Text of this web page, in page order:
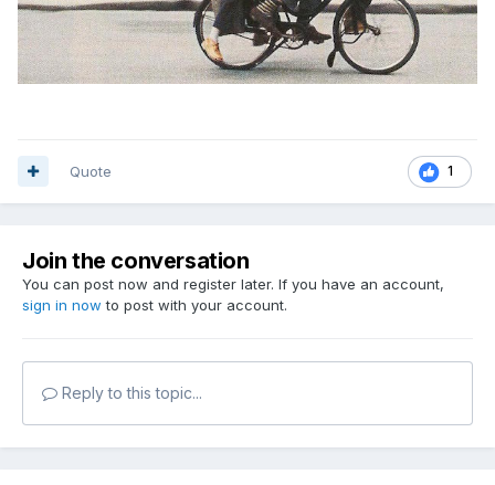
1
Quote
Join the conversation
You can post now and register later. If you have an account,
sign in now to post with your account.
Reply to this topic...